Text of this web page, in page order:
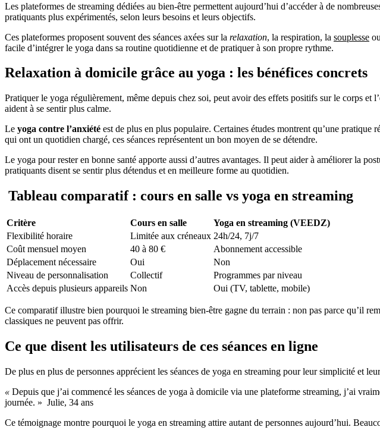
Les plateformes de streaming dédiées au bien-être permettent aujourd’hui d’accéder à de
pratiquants plus expérimentés, selon leurs besoins et leurs objectifs.
Ces plateformes proposent souvent des séances axées sur la relaxation, la respiration, la souplesse
facile d’intégrer le yoga dans sa routine quotidienne et de pratiquer à son propre rythme.
Relaxation à domicile grâce au yoga : les bénéfices concrets
Pratiquer le yoga régulièrement, même depuis chez soi, peut avoir des effets positifs sur le corps et
aident à se sentir plus calme.
Le yoga contre l’anxiété est de plus en plus populaire. Certaines études montrent qu’une pratique
qui ont un quotidien chargé, ces séances représentent un bon moyen de se détendre.
Le yoga pour rester en bonne santé apporte aussi d’autres avantages. Il peut aider à améliorer la
pratiquants disent se sentir plus détendus et en meilleure forme au quotidien.
Tableau comparatif : cours en salle vs yoga en streaming
Critère Cours en salle
Yoga en streaming (VEEDZ)
Flexibilité horaire
Limitée aux créneaux 24h/24, 7j/7
Coût mensuel moyen
40 à 80 €
Abonnement accessible
Déplacement nécessaire
Oui
Non
Niveau de personnalisation
Collectif
Programmes par niveau
Accès depuis plusieurs appareils Non Oui (TV, tablette, mobile)
Ce comparatif illustre bien pourquoi le streaming bien-être gagne du terrain : non pas parce qu’il
classiques ne peuvent pas offrir.
Ce que disent les utilisateurs de ces séances en ligne
De plus en plus de personnes apprécient les séances de yoga en streaming pour leur simplicité et
« Depuis que j’ai commencé les séances de yoga à domicile via une plateforme streaming, j’ai
journée. » Julie, 34 ans
Ce témoignage montre pourquoi le yoga en streaming attire autant de personnes aujourd’hui.